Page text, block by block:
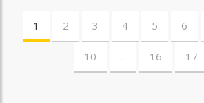
1 2 3 4 5 6
10 ... 16 17